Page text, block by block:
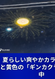
夏らしい爽やかカ
と黄色の「ギンカ
中